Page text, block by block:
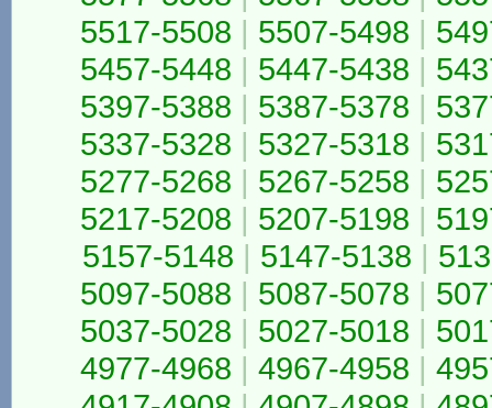
5517-5508 | 5507-5498 |
5457-5448 | 5447-5438 |
5397-5388 | 5387-5378 |
5337-5328 | 5327-5318 |
5277-5268 | 5267-5258 |
5217-5208 | 5207-5198 |
5157-5148 | 5147-5138 |
5097-5088 | 5087-5078 |
5037-5028 | 5027-5018 |
4977-4968 | 4967-4958 |